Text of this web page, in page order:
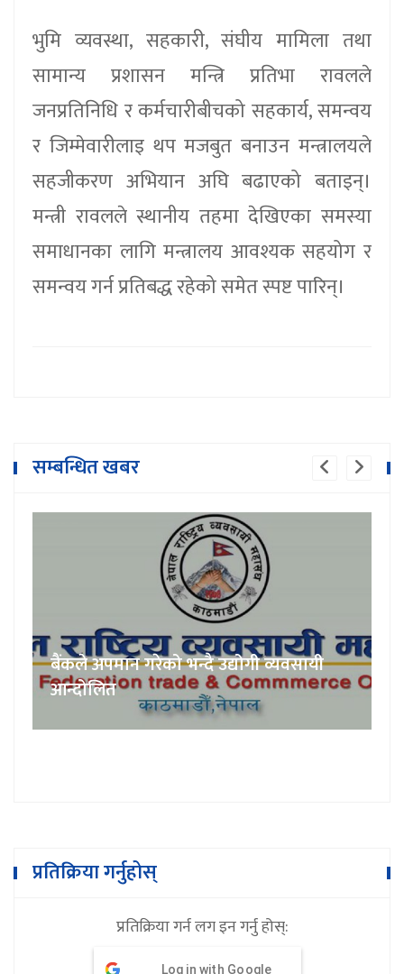
भुमि व्यवस्था, सहकारी, संघीय मामिला तथा
सामान्य प्रशासन मन्त्रि प्रतिभा रावलले
जनप्रतिनिधि र कर्मचारीबीचको सहकार्य, समन्वय
र जिम्मेवारीलाइ थप मजबुत बनाउन मन्त्रालयले
सहजीकरण अभियान अघि बढाएको बताइन्।
मन्त्री रावलले स्थानीय तहमा देखिएका समस्या
समाधानका लागि मन्त्रालय आवश्यक सहयोग र
समन्वय गर्न प्रतिबद्ध रहेको समेत स्पष्ट पारिन्।
सम्बन्धित खबर
बैंकले अपमान गरेको भन्दै उद्योगी व्यवसायी
आन्दोलित
प्रतिक्रिया गर्नुहोस्
प्रतिक्रिया गर्न लग इन गर्नु होस्:
Log in with Google